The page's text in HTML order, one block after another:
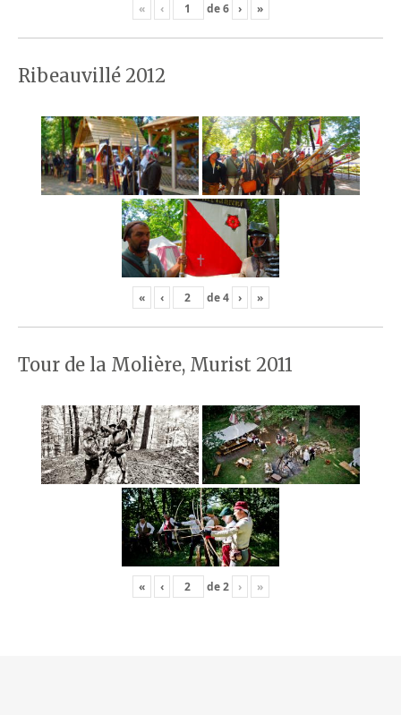
« ‹ de6 › »
Ribeauvillé 2012
« ‹ de4 › »
Tour de la Molière, Murist 2011
« ‹ de2 › »